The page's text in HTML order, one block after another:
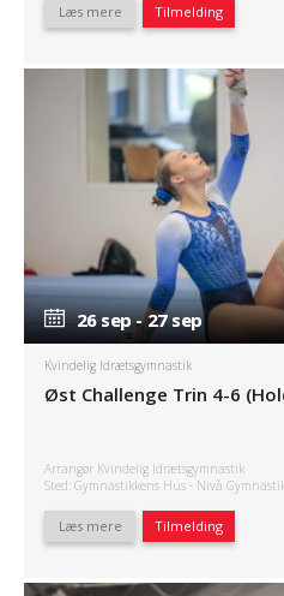
Læs mere Tilmelding
26 sep - 27 sep
26 sep - 27 sep
Kvindelig Idrætsgymnastik
Øst Challenge Trin 4-6
Arrangør Kvindelig Idrætsgymnastik
Sted: Gymnastikkens Hus - Nivå
Læs mere Tilmelding